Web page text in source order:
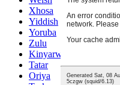
Xhosa
Yiddish
Yoruba
Zulu
Kinyarwanda
Tatar
Oriya